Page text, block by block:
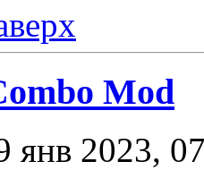
Mod
янв 2023,